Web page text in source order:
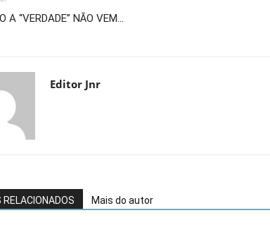
A “VERDADE” NÃO VEM…
Editor Jnr
RELACIONADOS Mais do autor